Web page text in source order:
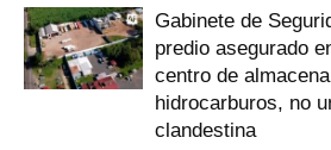
Gabinete de
predio asegurado
centro de
hidrocarburos, no
clandestina